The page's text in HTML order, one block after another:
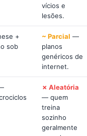
vícios e
lesões.
+
sob
~ Parcial —
planos
genéricos de
internet.
✗ Aleatória
— quem
treina
sozinho
geralmente